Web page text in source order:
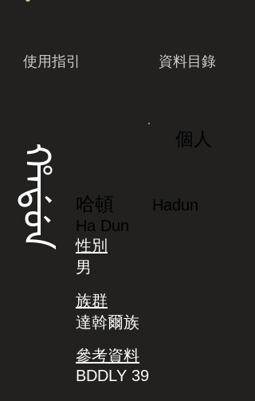
使用指引 資料目錄
ᡥᠠᡩᡠᠨ
個人
哈頓
Hadun
Ha Dun
性別
男
族群
達斡爾族
參考資料
BDDLY 39